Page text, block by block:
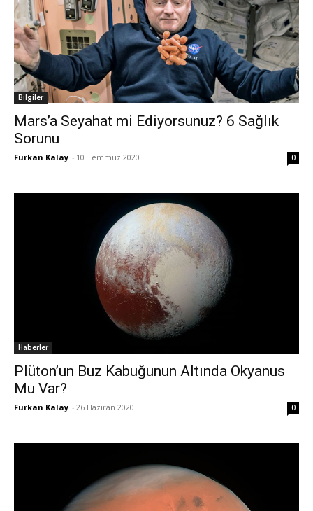
Bilgiler
Mars’a Seyahat mi Ediyorsunuz? 6 Sağlık
Sorunu
Furkan Kalay - 10 Temmuz 2020 0
Haberler
Plüton’un Buz Kabuğunun Altında Okyanus
Mu Var?
Furkan Kalay - 26 Haziran 2020 0